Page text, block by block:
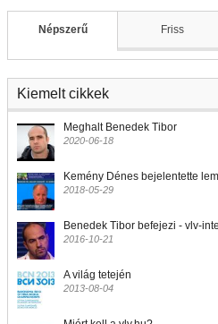
Népszerű Friss
Kiemelt cikkek
Meghalt Benedek Tibor
2020-06-18
Kemény Dénes bejelentette
2018-05-29
Benedek Tibor befejezi - vlv-
2016-10-21
A világ tetején
2013-08-04